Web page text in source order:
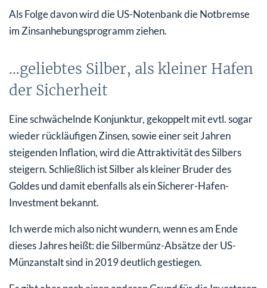
Als Folge davon wird die US-Notenbank die Notbremse
im Zinsanhebungsprogramm ziehen.
…geliebtes Silber, als kleiner Hafen
der Sicherheit
Eine schwächelnde Konjunktur, gekoppelt mit evtl. sogar
wieder rückläufigen Zinsen, sowie einer seit Jahren
steigenden Inflation, wird die Attraktivität des Silbers
steigern. Schließlich ist Silber als kleiner Bruder des
Goldes und damit ebenfalls als ein Sicherer-Hafen-
Investment bekannt.
Ich werde mich also nicht wundern, wenn es am Ende
dieses Jahres heißt: die Silbermünz-Absätze der US-
Münzanstalt sind in 2019 deutlich gestiegen.